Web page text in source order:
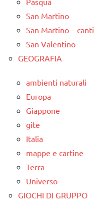
San Martino
San Martino – canti
San Valentino
GEOGRAFIA
ambienti naturali
Europa
Giappone
gite
Italia
mappe e cartine
Terra
Universo
GIOCHI DI GRUPPO